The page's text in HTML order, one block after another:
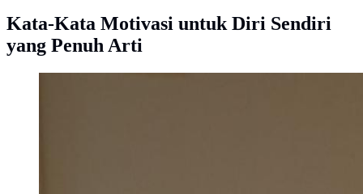
Kata-Kata Motivasi untuk Diri Sendiri
yang Penuh Arti